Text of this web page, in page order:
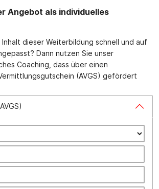
Angebot als individuelles
dieser Weiterbildung schnell und auf
Dann nutzen Sie unser
Coaching, dass über einen
(AVGS) gefördert